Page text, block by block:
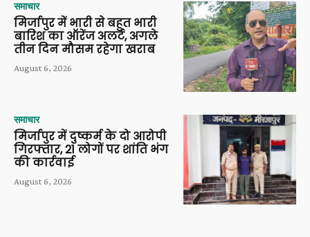
समाचार
मिर्जापुर में भारी से बहुत भारी
बारिश का ऑरेंज अलर्ट, अगले
तीन दिन मौसम रहेगा खराब
August 6, 2026
समाचार
मिर्जापुर में दुष्कर्म के दो आरोपी
गिरफ्तार, 21 लोगों पर शांति भंग
की कार्रवाई
August 6, 2026